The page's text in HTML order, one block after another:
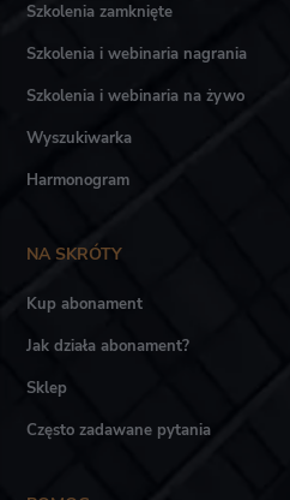
Szkolenia zamknięte
Szkolenia i webinaria nagrania
Szkolenia i webinaria na żywo
Wyszukiwarka
Harmonogram
NA SKRÓTY
Kup abonament
Jak działa abonament?
Sklep
Często zadawane pytania